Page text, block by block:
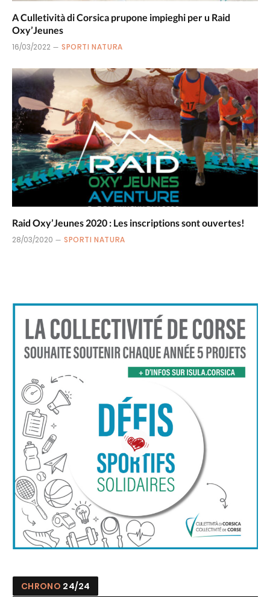
A Culletività di Corsica prupone impieghi per u Raid
Oxy’Jeunes
16/03/2022 SPORTI NATURA
Raid Oxy’Jeunes 2020 : Les inscriptions sont ouvertes!
28/03/2020 SPORTI NATURA
CHRONO 24/24